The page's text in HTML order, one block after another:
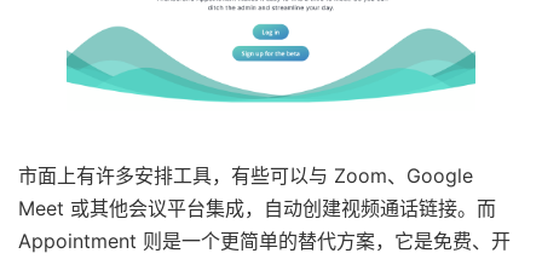
市面上有许多安排工具，有些可以与 Zoom、Google
Meet 或其他会议平台集成，自动创建视频通话链接。而
Appointment 则是一个更简单的替代方案，它是免费、开